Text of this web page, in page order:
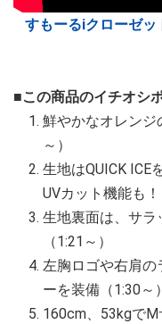
すもーるiクローゼッ
■この商品のイチオシ
鮮やかなオレンジ
～）
生地はQUICK ICE
UVカット機能も！
生地裏面は、サラ
（1:21～）
左胸ロゴや右肩の
ーを装備（1:30～）
160cm、53kgで